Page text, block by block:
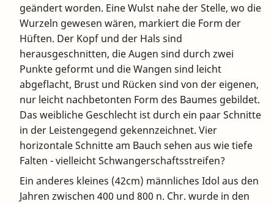
geändert worden. Eine Wulst nahe der Stelle, wo die
Wurzeln gewesen wären, markiert die Form der
Hüften. Der Kopf und der Hals sind
herausgeschnitten, die Augen sind durch zwei
Punkte geformt und die Wangen sind leicht
abgeflacht, Brust und Rücken sind von der eigenen,
nur leicht nachbetonten Form des Baumes gebildet.
Das weibliche Geschlecht ist durch ein paar Schnitte
in der Leistengegend gekennzeichnet. Vier
horizontale Schnitte am Bauch sehen aus wie tiefe
Falten - vielleicht Schwangerschaftsstreifen?
Ein anderes kleines (42cm) männliches Idol aus den
Jahren zwischen 400 und 800 n. Chr. wurde in den